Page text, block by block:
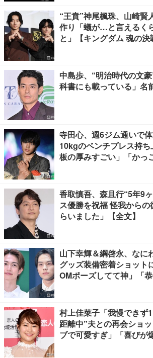
“王賁”神尾楓珠、山崎賢
作り「蟻が…と言えるく
と」【キングダム 魂の決
中島歩、“明治時代の文
科書にも載っている」名
寺田心、週6ジム通いで
10kgのベンチプレス持
板の厚みすごい」「かっ
香取慎吾、森且行“5年9
ス優勝を祝福 怪我から
らいました」【全文】
山下幸輝＆綱啓永、なに
グッズ装備密着ショット
OMポーズしてて神」「恭
村上佳菜子「我慢できず
距離中”夫との再会ショ
ブで可愛すぎ」「喜びが